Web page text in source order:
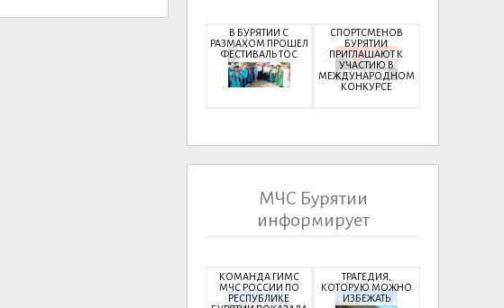
В БУРЯТИИ С
РАЗМАХОМ ПРОШЕЛ
ФЕСТИВАЛЬ ТОС
СПОРТСМЕНОВ
БУРЯТИИ
ПРИГЛАШАЮТ К
УЧАСТИЮ В
МЕЖДУНАРОДНОМ
КОНКУРСЕ
МЧС Бурятии
информирует
КОМАНДА ГИМС
МЧС РОССИИ ПО
РЕСПУБЛИКЕ
ТРАГЕДИЯ,
КОТОРУЮ МОЖНО
ИЗБЕЖАТЬ